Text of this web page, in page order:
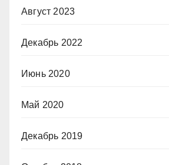
Август 2023
Декабрь 2022
Июнь 2020
Май 2020
Декабрь 2019